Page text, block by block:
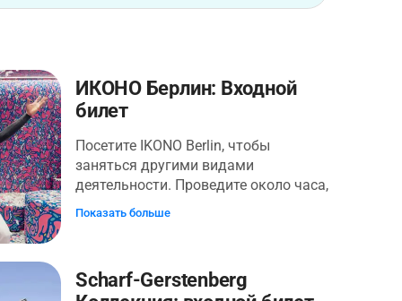
ИКОНО Берлин: Входной
билет
Посетите IKONO Berlin, чтобы
заняться другими видами
деятельности. Проведите около часа,
исследуя более 14 залов, каждый из
для совместного использования.
Показать больше
Scharf-Gerstenberg